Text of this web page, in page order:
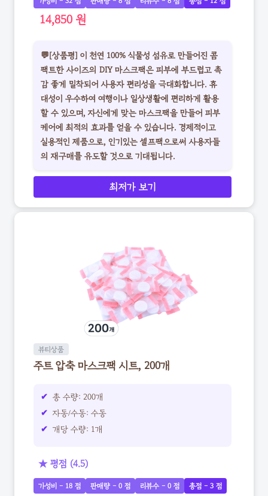
14,850 원
💬[상품평] 이 천연 100% 식물성 섬유로 만들어진 콤
팩트한 사이즈의 DIY 마스크팩은 피부에 부드럽고 촉
감 좋게 밀착되어 사용자 편리성을 극대화합니다. 휴
대성이 우수하여 여행이나 일상생활에 편리하게 활용
할 수 있으며, 자신에게 맞는 마스크팩을 만들어 피부
케어에 최적의 효과를 얻을 수 있습니다. 경제적이고
실용적인 제품으로, 인기있는 셀프팩으로써 사용자들
의 재구매를 유도할 것으로 기대됩니다.
최저가 보기
뷰티상품
주트 압축 마스크팩 시트, 200개
총 수량: 200개
자동/수동: 수동
개당 수량: 1개
★ 평점 (4.5)
가성비 - 18 점 판매량 - 0 점 리뷰수 - 0 점 총점 - 3 점